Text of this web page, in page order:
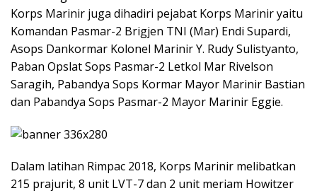
Korps Marinir juga dihadiri pejabat Korps Marinir yaitu
Komandan Pasmar-2 Brigjen TNI (Mar) Endi Supardi,
Asops Dankormar Kolonel Marinir Y. Rudy Sulistyanto,
Paban Opslat Sops Pasmar-2 Letkol Mar Rivelson
Saragih, Pabandya Sops Kormar Mayor Marinir Bastian
dan Pabandya Sops Pasmar-2 Mayor Marinir Eggie.
Dalam latihan Rimpac 2018, Korps Marinir melibatkan
215 prajurit, 8 unit LVT-7 dan 2 unit meriam Howitzer